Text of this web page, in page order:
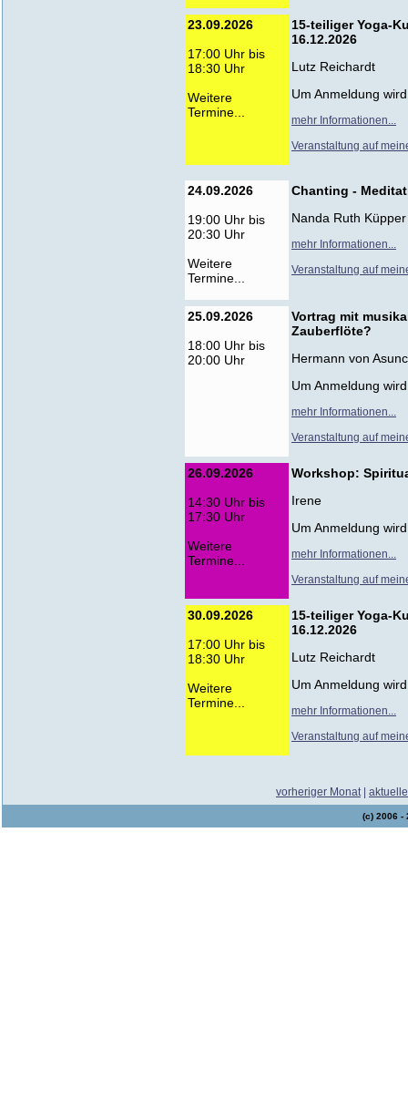
23.09.2026
17:00 Uhr bis
18:30 Uhr
Weitere
Termine...
15-teiliger Yoga-
16.12.2026
Lutz Reichardt
Um Anmeldung
mehr Informationen...
Veranstaltung auf
24.09.2026
19:00 Uhr bis
20:30 Uhr
Weitere
Termine...
Chanting -
Nanda Ruth Küpper
mehr Informationen...
Veranstaltung auf
25.09.2026
18:00 Uhr bis
20:00 Uhr
Vortrag mit
Zauberflöte?
Hermann von
Um Anmeldung
mehr Informationen...
Veranstaltung auf
26.09.2026
14:30 Uhr bis
17:30 Uhr
Weitere
Termine...
Workshop:
Irene
Um Anmeldung
mehr Informationen...
Veranstaltung auf
30.09.2026
17:00 Uhr bis
18:30 Uhr
Weitere
Termine...
15-teiliger Yoga-
16.12.2026
Lutz Reichardt
Um Anmeldung
mehr Informationen...
Veranstaltung auf
vorheriger Monat|
(c) 2006 -